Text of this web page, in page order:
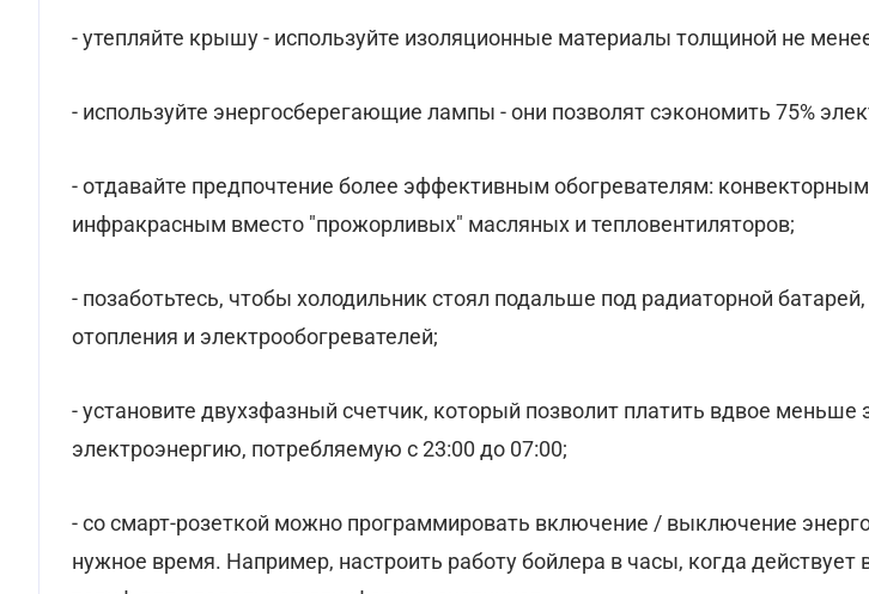
- утепляйте крышу - используйте изоляционные материалы толщиной не
- используйте энергосберегающие лампы - они позволят сэкономить 75%
- отдавайте предпочтение более эффективным обогревателям:
инфракрасным вместо "прожорливых" масляных и тепловентиляторов;
- позаботьтесь, чтобы холодильник стоял подальше под радиаторной
отопления и электрообогревателей;
- установите двухзфазный счетчик, который позволит платить вдвое меньше
электроэнергию, потребляемую с 23:00 до 07:00;
- со смарт-розеткой можно программировать включение / выключение
нужное время. Например, настроить работу бойлера в часы, когда действует